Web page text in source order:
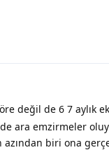
değil de 6 7 aylık
ara emzirmeler
biri ona